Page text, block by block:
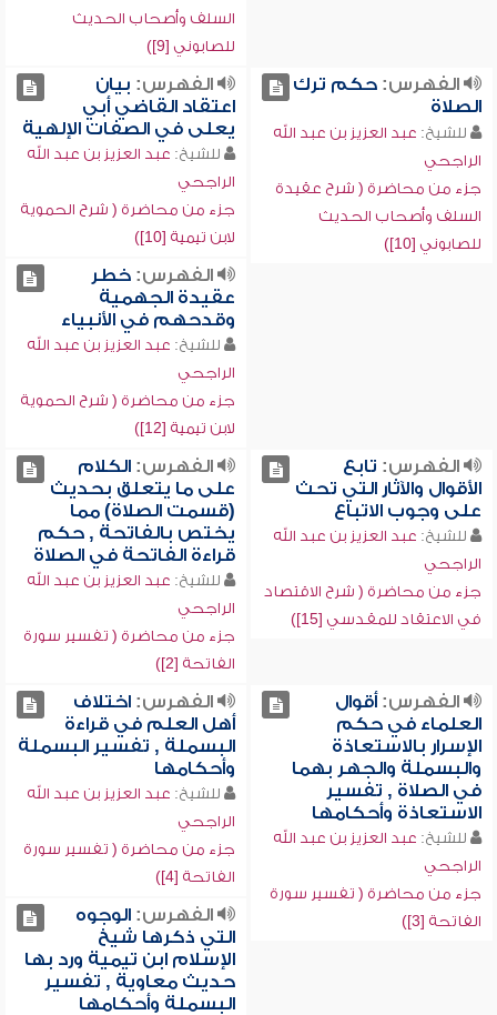
السلف وأصحاب الحديث
للصابوني [9])
الفهرس:حكم ترك
الصلاة
للشيخ: عبد العزيز بن عبد الله
الراجحي
جزء من محاضرة ( شرح عقيدة
السلف وأصحاب الحديث
للصابوني [10])
الفهرس: بيان
اعتقاد القاضي أبي
يعلى في الصفات الإلهية
للشيخ: عبد العزيز بن عبد الله
الراجحي
جزء من محاضرة ( شرح الحموية
لابن تيمية [10])
الفهرس:خطر
عقيدة الجهمية
وقدحهم في الأنبياء
للشيخ: عبد العزيز بن عبد الله
الراجحي
جزء من محاضرة ( شرح الحموية
لابن تيمية [12])
الفهرس: تابع
الأقوال والآثار التي تحث
على وجوب الاتباع
للشيخ: عبد العزيز بن عبد الله
الراجحي
جزء من محاضرة ( شرح الاقتصاد
في الاعتقاد للمقدسي [15])
الفهرس:الكلام
على ما يتعلق بحديث
(قسمت الصلاة) مما
يختص بالفاتحة , حكم
قراءة الفاتحة في الصلاة
للشيخ: عبد العزيز بن عبد الله
الراجحي
جزء من محاضرة ( تفسير سورة
الفاتحة [2])
الفهرس:أقوال
العلماء في حكم
الإسرار بالاستعاذة
والبسملة والجهر بهما
في الصلاة , تفسير
الاستعاذة وأحكامها
للشيخ: عبد العزيز بن عبد الله
الراجحي
جزء من محاضرة ( تفسير سورة
الفاتحة [3])
الفهرس:اختلاف
أهل العلم في قراءة
البسملة , تفسير البسملة
وأحكامها
للشيخ: عبد العزيز بن عبد الله
الراجحي
جزء من محاضرة ( تفسير سورة
الفاتحة [4])
الفهرس:الوجوه
التي ذكرها شيخ
الإسلام ابن تيمية ورد بها
حديث معاوية , تفسير
البسملة وأحكامها